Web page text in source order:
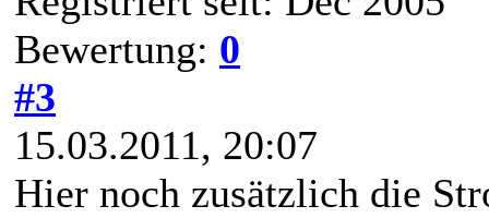
Bewertung: 0
#3
15.03.2011, 20:07
Hier noch zusätzlich die